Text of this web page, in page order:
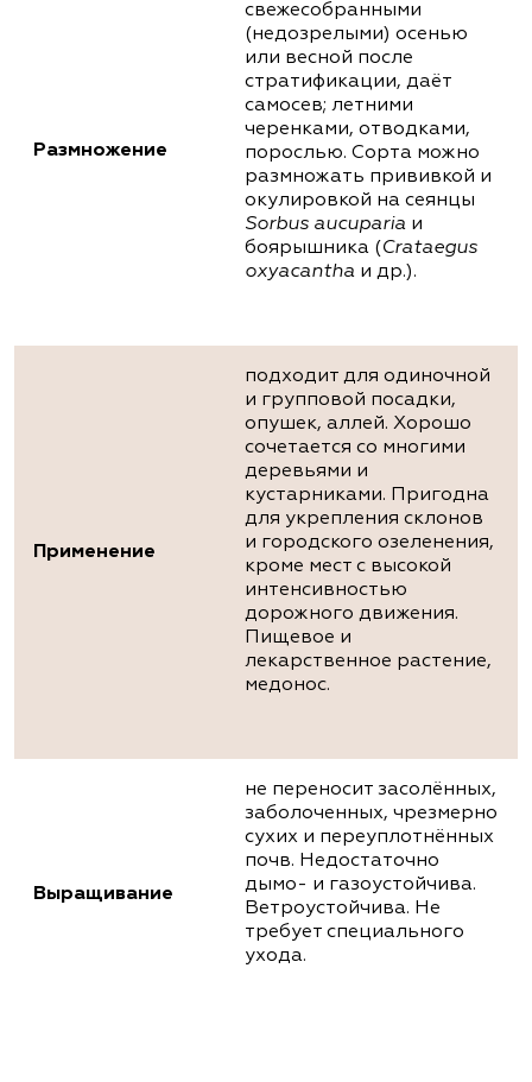
Размножение
свежесобранными
(недозрелыми) осенью
или весной после
стратификации, даёт
самосев; летними
черенками, отводками,
порослью. Сорта можно
размножать прививкой и
окулировкой на сеянцы
Sorbus aucuparia и
боярышника (Crataegus
oxyacantha и др.).
Применение
подходит для одиночной
и групповой посадки,
опушек, аллей. Хорошо
сочетается со многими
деревьями и
кустарниками. Пригодна
для укрепления склонов
и городского озеленения,
кроме мест с высокой
интенсивностью
дорожного движения.
Пищевое и
лекарственное растение,
медонос.
Выращивание
не переносит засолённых,
заболоченных, чрезмерно
сухих и переуплотнённых
почв. Недостаточно
дымо- и газоустойчива.
Ветроустойчива. Не
требует специального
ухода.